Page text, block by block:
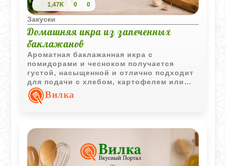
1,47K 0 0
Закуски
Домашняя икра из запеченных
баклажанов
Ароматная баклажанная икра с
помидорами и чесноком получается
густой, насыщенной и отлично подходит
для подачи с хлебом, картофелем или
мясными блюдами.
Вилка